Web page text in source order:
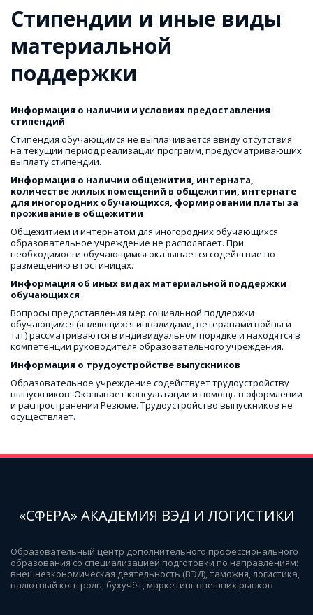
Стипендии и иные виды
материальной
поддержки
Информация о наличии и условиях предоставления
стипендий
Стипендия обучающимся не выплачивается ввиду отсутствия
на текущий период реализации программ, предусматривающих
выплату стипендии.
Информация о наличии общежития, интерната,
количестве жилых помещений в общежитии, интернате
для иногородних обучающихся, формировании платы за
проживание в общежитии
Общежитием и интернатом для иногородних обучающихся
образовательное учреждение не располагает. При
необходимости обучающимся оказывается содействие по
размещению в гостиницах.
Информация об иных видах материальной поддержки
обучающихся
Вопросы предоставления мер социальной поддержки
обучающимся (являющихся инвалидами, ветеранами войны и
т.п.) рассматриваются в индивидуальном порядке и находятся в
компетенции руководителя образовательного учреждения.
Информация о трудоустройстве выпускников
Образовательное учреждение содействует трудоустройству
выпускников. Оказывает консультации и помощь в оформлении
и распространении Резюме. Трудоустройство выпускников не
осуществляет.
«СФЕРА» АКАДЕМИЯ ВЭД И ЛОГИСТИКИ
Образовательный центр дополнительного профессионального
образования со специализацией подготовки по направлениям:
внешнеэкономическая деятельность (ВЭД), таможня, логистика,
валютный контроль, бухучёт, маркетинг внешних рынков